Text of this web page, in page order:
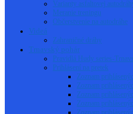
Varianty asfaltovej
Meranie treningu
Občerstvenie na autodráhe
Videá
Zahraničné dráhy
Trnavský pohár
Pravidlá Hudy series-
Prihlásení na pretek
Zoznam
Zoznam
Zoznam
Zoznam
Zoznam